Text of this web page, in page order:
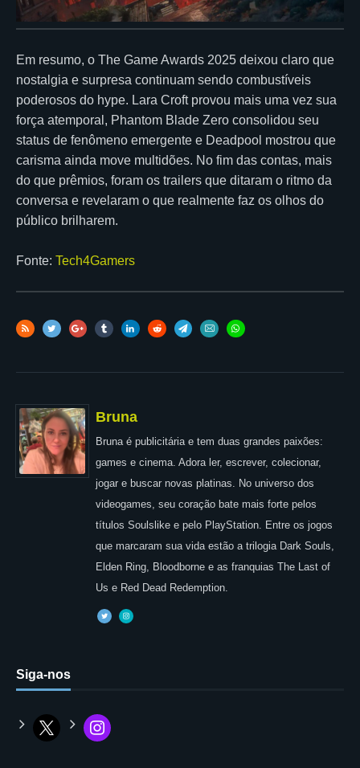
Em resumo, o The Game Awards 2025 deixou claro que
nostalgia e surpresa continuam sendo combustíveis
poderosos do hype. Lara Croft provou mais uma vez sua
força atemporal, Phantom Blade Zero consolidou seu
status de fenômeno emergente e Deadpool mostrou que
carisma ainda move multidões. No fim das contas, mais
do que prêmios, foram os trailers que ditaram o ritmo da
conversa e revelaram o que realmente faz os olhos do
público brilharem.
Fonte: Tech4Gamers
Bruna
Bruna é publicitária e tem duas grandes paixões:
games e cinema. Adora ler, escrever, colecionar,
jogar e buscar novas platinas. No universo dos
videogames, seu coração bate mais forte pelos
títulos Soulslike e pelo PlayStation. Entre os jogos
que marcaram sua vida estão a trilogia Dark Souls,
Elden Ring, Bloodborne e as franquias The Last of
Us e Red Dead Redemption.
Siga-nos